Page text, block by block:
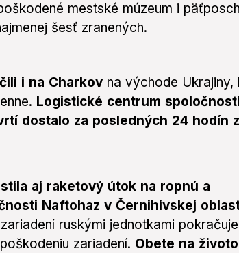
mestské múzeum i
šesť zranených.
i na Charkov na východe Ukrajiny,
Logistické centrum
dostalo za posledných 24 hodín
aj raketový útok na ropnú a
Naftohaz v Černihivskej
ruskými jednotkami
zariadení. Obete na